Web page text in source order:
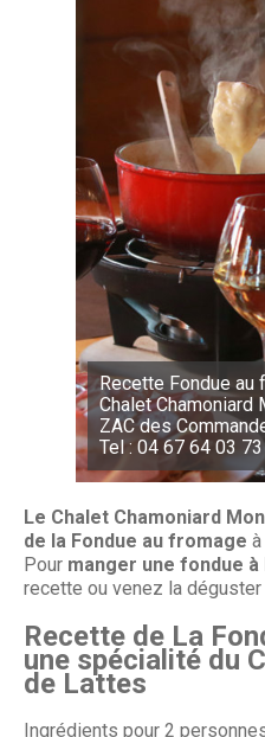
Recette Fondue
Chalet
ZAC des
Tel : 04 67 64 03 73
Le Chalet Chamoniard
de la Fondue au fromage
Pour manger une fondue
recette ou venez la déguster
Recette de La
une spécialité du
de Lattes
Ingrédients pour 2